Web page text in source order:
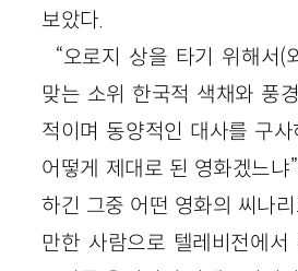
보았다.
“오로지 상을 타기 위해서(
맞는 소위 한국적 색채와 풍
적이며 동양적인 대사를 구
어떻게 제대로 된 영화겠느냐
하긴 그중 어떤 영화의 씨나
만한 사람으로 텔레비전에